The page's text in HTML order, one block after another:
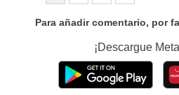
Para añadir comentario, por
¡Descargue